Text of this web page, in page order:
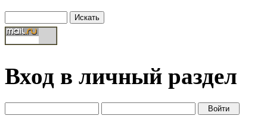
Вход в личный раздел